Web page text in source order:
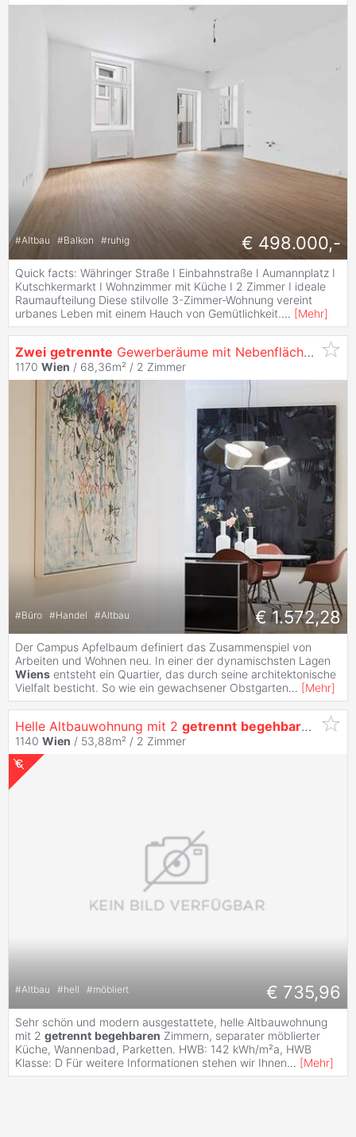
#Altbau #Balkon #ruhig € 498.000,-
Quick facts: Währinger Straße I Einbahnstraße I Aumannplatz I
Kutschkermarkt I Wohnzimmer mit Küche I 2 Zimmer I ideale
Raumaufteilung Diese stilvolle 3-Zimmer-Wohnung vereint
urbanes Leben mit einem Hauch von Gemütlichkeit.... [Mehr]
Zwei getrennte Gewerberäume mit Nebenflächen zu vermieten im Campus Apfelbaum 1170
1170 Wien / 68,36m² / 2 Zimmer
#Büro #Handel #Altbau € 1.572,28
Der Campus Apfelbaum definiert das Zusammenspiel von
Arbeiten und Wohnen neu. In einer der dynamischsten Lagen
Wiens entsteht ein Quartier, das durch seine architektonische
Vielfalt besticht. So wie ein gewachsener Obstgarten... [Mehr]
Helle Altbauwohnung mit 2 getrennt begehbaren
1140 Wien / 53,88m² / 2 Zimmer
#Altbau #hell #möbliert € 735,96
Sehr schön und modern ausgestattete, helle Altbauwohnung
mit 2 getrennt begehbaren Zimmern, separater möblierter
Küche, Wannenbad, Parketten. HWB: 142 kWh/m²a, HWB
Klasse: D Für weitere Informationen stehen wir Ihnen... [Mehr]